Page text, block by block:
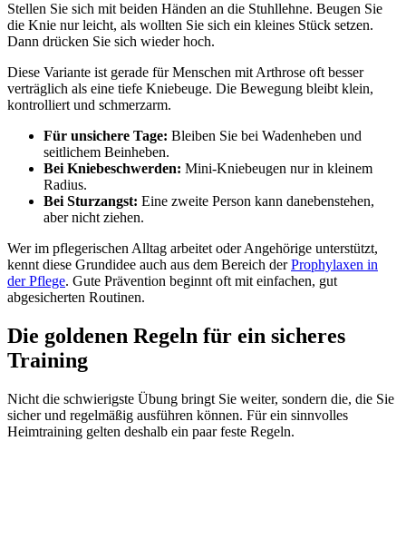
Stellen Sie sich mit beiden Händen an die Stuhllehne. Beugen Sie
die Knie nur leicht, als wollten Sie sich ein kleines Stück setzen.
Dann drücken Sie sich wieder hoch.
Diese Variante ist gerade für Menschen mit Arthrose oft besser
verträglich als eine tiefe Kniebeuge. Die Bewegung bleibt klein,
kontrolliert und schmerzarm.
Für unsichere Tage: Bleiben Sie bei Wadenheben und
seitlichem Beinheben.
Bei Kniebeschwerden: Mini-Kniebeugen nur in kleinem
Radius.
Bei Sturzangst: Eine zweite Person kann danebenstehen,
aber nicht ziehen.
Wer im pflegerischen Alltag arbeitet oder Angehörige unterstützt,
kennt diese Grundidee auch aus dem Bereich derProphylaxen in
der Pflege. Gute Prävention beginnt oft mit einfachen, gut
abgesicherten Routinen.
Die goldenen Regeln für ein sicheres
Training
Nicht die schwierigste Übung bringt Sie weiter, sondern die, die Sie
sicher und regelmäßig ausführen können. Für ein sinnvolles
Heimtraining gelten deshalb ein paar feste Regeln.